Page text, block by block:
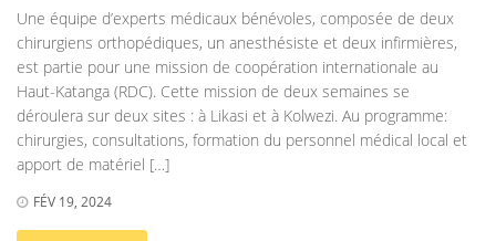
Une équipe d’experts médicaux bénévoles, composée de deux
chirurgiens orthopédiques, un anesthésiste et deux infirmières,
est partie pour une mission de coopération internationale au
Haut-Katanga (RDC). Cette mission de deux semaines se
déroulera sur deux sites : à Likasi et à Kolwezi. Au programme:
chirurgies, consultations, formation du personnel médical local et
apport de matériel […]
FÉV 19, 2024